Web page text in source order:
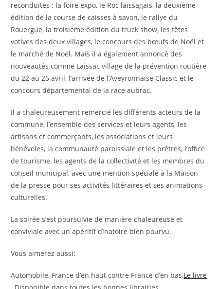
reconduites : la foire expo, le Roc laissagais, la deuxième
édition de la course de caisses à savon, le rallye du
Rouergue, la troisième édition du truck show, les fêtes
votives des deux villages, le concours des bœufs de Noël et
le marché de Noël. Mais il a également annoncé des
nouveautés comme Laissac village de la prévention routière
du 22 au 25 avril, l’arrivée de l’Aveyronnaise Classic et le
concours départemental de la race aubrac.
Il a chaleureusement remercié les différents acteurs de la
commune, l’ensemble des services et leurs agents, les
artisans et commerçants, les associations et leurs
bénévoles, la communauté paroissiale et les prêtres, l’office
de tourisme, les agents de la collectivité et les membres du
conseil municipal, avec une mention spéciale à la Maison
de la presse pour ses activités littéraires et ses animations
culturelles.
La soirée s’est poursuivie de manière chaleureuse et
conviviale avec un apéritif dînatoire bien pourvu.
Vous aimerez aussi:
Automobile, France d’en haut contre France d’en bas,Le livre